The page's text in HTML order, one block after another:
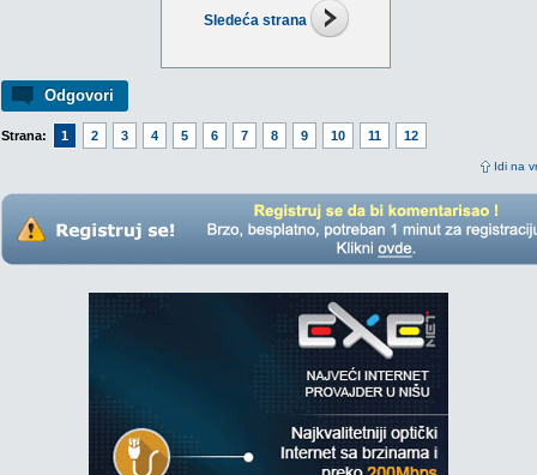
Sledeća strana
Odgovori
Strana: 1 2 3 4 5 6 7 8 9 10 11 12
Idi na